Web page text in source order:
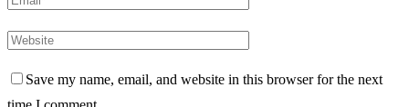
Save my name, email, and website in this browser for the next